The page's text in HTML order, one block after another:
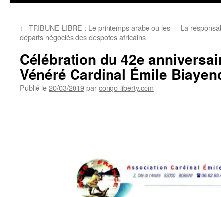
← TRIBUNE LIBRE : Le printemps arabe ou les
départs négociés des despotes africains
La
Célébration du 42e
Vénéré Cardinal Émile
Publié le20/03/2019parcongo-liberty.com